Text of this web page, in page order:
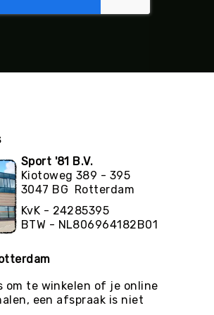
Sport '81 B.V.
Kiotoweg 389 - 395
3047 BG Rotterdam
KvK - 24285395
BTW - NL806964182B01
om te winkelen of je online
een afspraak is niet